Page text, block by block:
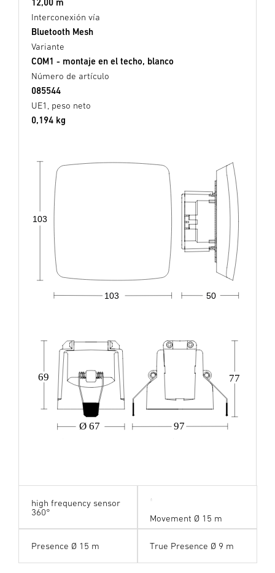
12,00 m
Interconexión vía
Bluetooth Mesh
Variante
COM1 - montaje en el techo, blanco
Número de artículo
085544
UE1, peso neto
0,194 kg
50
103
103
Ø 67 97
69 77
high frequency sensor
360°
Movement Ø 15 m
Presence Ø 15 m True Presence Ø 9 m